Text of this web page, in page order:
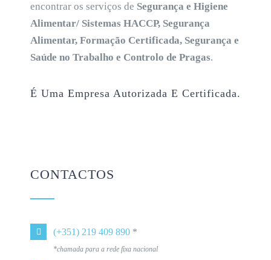
encontrar os serviços de Segurança e Higiene
Alimentar/ Sistemas HACCP, Segurança
Alimentar, Formação Certificada, Segurança e
Saúde no Trabalho e Controlo de Pragas.
É Uma Empresa Autorizada E Certificada.
CONTACTOS
(+351) 219 409 890 *
*chamada para a rede fixa nacional